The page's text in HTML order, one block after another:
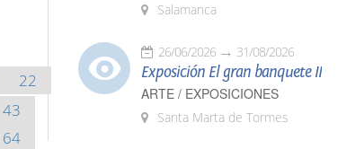
22
43
64
Salamanca
26/06/2026 31/08/2026
Exposición El gran banquete II
ARTE / EXPOSICIONES
Santa Marta de Tormes